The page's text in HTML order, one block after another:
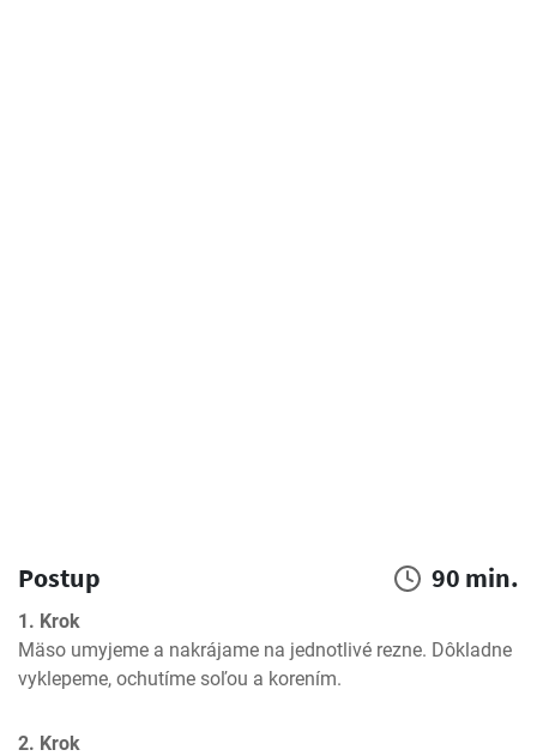
Postup 90 min.
1. Krok
Mäso umyjeme a nakrájame na jednotlivé rezne. Dôkladne
vyklepeme, ochutíme soľou a korením.
2. Krok